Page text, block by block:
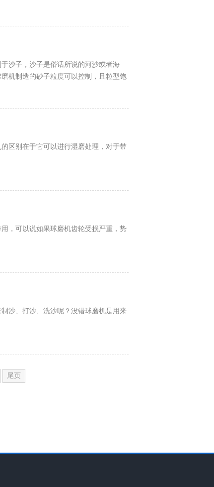
沙子，沙子是俗话所说的河沙或者海
机制造的砂子粒度可以控制，且粒型饱
区别在于它可以进行湿磨处理，对于带
，可以说如果球磨机齿轮受损严重，势
沙、打沙、洗沙呢？没错球磨机是用来
尾页